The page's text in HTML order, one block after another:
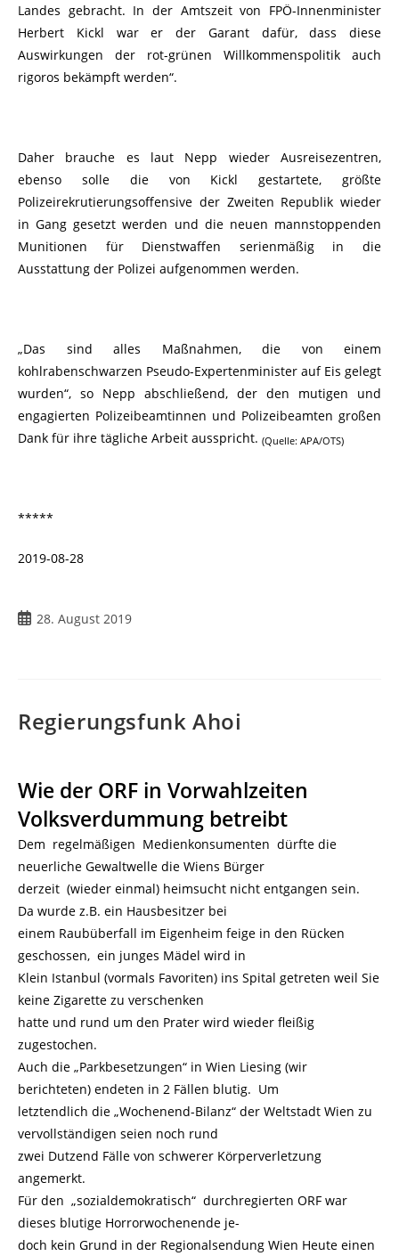
Landes gebracht. In der Amtszeit von FPÖ-Innenminister
Herbert Kickl war er der Garant dafür, dass diese
Auswirkungen der rot-grünen Willkommenspolitik auch
rigoros bekämpft werden“.
Daher brauche es laut Nepp wieder Ausreisezentren,
ebenso solle die von Kickl gestartete, größte
Polizeirekrutierungsoffensive der Zweiten Republik wieder
in Gang gesetzt werden und die neuen mannstoppenden
Munitionen für Dienstwaffen serienmäßig in die
Ausstattung der Polizei aufgenommen werden.
„Das sind alles Maßnahmen, die von einem
kohlrabenschwarzen Pseudo-Expertenminister auf Eis gelegt
wurden“, so Nepp abschließend, der den mutigen und
engagierten Polizeibeamtinnen und Polizeibeamten großen
Dank für ihre tägliche Arbeit ausspricht. (Quelle: APA/OTS)
*****
2019-08-28
28. August 2019
Regierungsfunk Ahoi
Wie der ORF in Vorwahlzeiten
Volksverdummung betreibt
Dem regelmäßigen Medienkonsumenten dürfte die
neuerliche Gewaltwelle die Wiens Bürger
derzeit (wieder einmal) heimsucht nicht entgangen sein.
Da wurde z.B. ein Hausbesitzer bei
einem Raubüberfall im Eigenheim feige in den Rücken
geschossen, ein junges Mädel wird in
Klein Istanbul (vormals Favoriten) ins Spital getreten weil Sie
keine Zigarette zu verschenken
hatte und rund um den Prater wird wieder fleißig
zugestochen.
Auch die „Parkbesetzungen“ in Wien Liesing (wir
berichteten) endeten in 2 Fällen blutig. Um
letztendlich die „Wochenend-Bilanz“ der Weltstadt Wien zu
vervollständigen seien noch rund
zwei Dutzend Fälle von schwerer Körperverletzung
angemerkt.
Für den „sozialdemokratisch“ durchregierten ORF war
dieses blutige Horrorwochenende je-
doch kein Grund in der Regionalsendung Wien Heute einen